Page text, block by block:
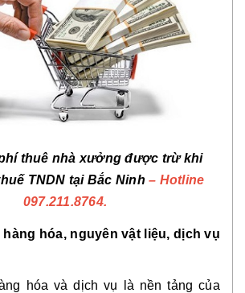
thuê nhà xưởng được trừ khi
TNDN tại Bắc Ninh– Hotline
097.211.8764.
hàng hóa, nguyên vật liệu, dịch vụ
hóa và dịch vụ là nền tảng của